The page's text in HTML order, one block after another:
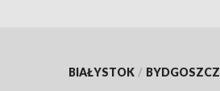
BIAŁYSTOK / BYDGOSZCZ